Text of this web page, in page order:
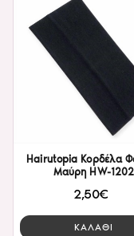
Hairutopia Κορδέλα
Μαύρη HW-1202
2,50€
ΚΑΛΑΘΙ